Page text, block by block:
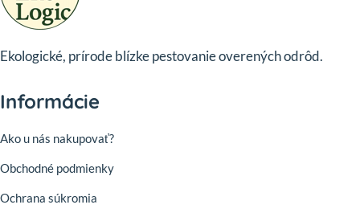
Ekologické, prírode blízke pestovanie overených odrôd.
Informácie
Ako u nás nakupovať?
Obchodné podmienky
Ochrana súkromia